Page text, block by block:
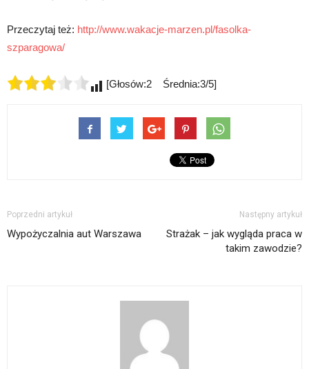
Przeczytaj też: http://www.wakacje-marzen.pl/fasolka-
szparagowa/
[Głosów:2 Średnia:3/5]
Poprzedni artykuł
Wypożyczalnia aut Warszawa
Następny artykuł
Strażak – jak wygląda praca w
takim zawodzie?